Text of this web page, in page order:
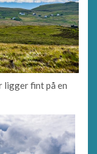
ligger fint på en